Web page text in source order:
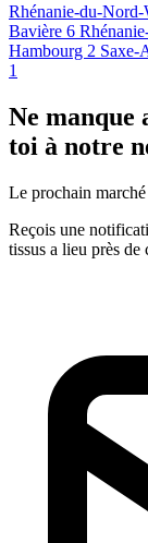
Rhénanie-du-Nord-
Bavière 6
Hambourg 2 Saxe-
1
Ne manque
toi à notre
Le prochain
Reçois une
tissus a lieu près de